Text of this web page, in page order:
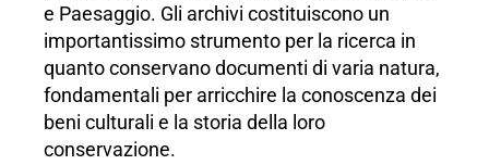
e Paesaggio. Gli archivi costituiscono un
importantissimo strumento per la ricerca in
quanto conservano documenti di varia natura,
fondamentali per arricchire la conoscenza dei
beni culturali e la storia della loro
conservazione.